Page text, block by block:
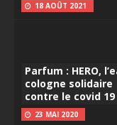
18 AOÛT 2021
Parfum : HERO,
cologne solidaire
contre le covid 19
23 MAI 2020